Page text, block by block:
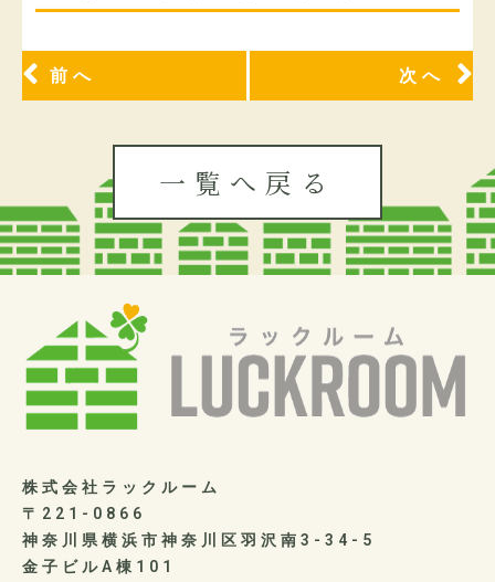
前へ 次へ
一覧へ戻る
株式会社ラックルーム
〒221-0866
神奈川県横浜市神奈川区羽沢南3-34-5
金子ビルA棟101